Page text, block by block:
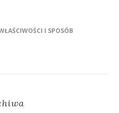
I SPOSÓB